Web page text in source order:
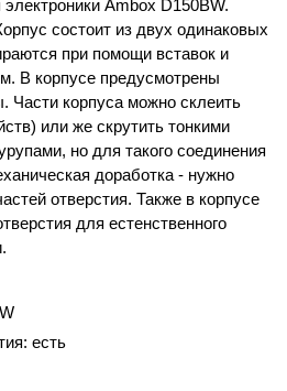
Ambox D150BW.
состоит из двух одинаковых
при помощи вставок и
В корпусе предусмотрены
Части корпуса можно склеить
или же скрутить тонкими
но для такого соединения
доработка - нужно
отверстия. Также в корпусе
для естенственного
есть